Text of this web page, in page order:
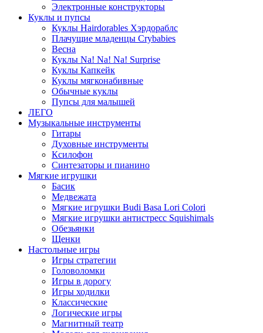
Электронные конструкторы
Куклы и пупсы
Куклы Hairdorables Хэрдораблс
Плачущие младенцы Crybabies
Весна
Куклы Na! Na! Na! Surprise
Куклы Капкейк
Куклы мягконабивные
Обычные куклы
Пупсы для малышей
ЛЕГО
Музыкальные инструменты
Гитары
Духовные инструменты
Ксилофон
Синтезаторы и пианино
Мягкие игрушки
Басик
Медвежата
Мягкие игрушки Budi Basa Lori Colori
Мягкие игрушки антистресс Squishimals
Обезьянки
Щенки
Настольные игры
Игры стратегии
Головоломки
Игры в дорогу
Игры ходилки
Классические
Логические игры
Магнитный театр